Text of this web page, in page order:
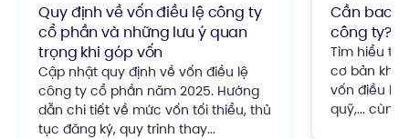
Quy định về vốn điều lệ công ty
cổ phần và những lưu ý quan
trọng khi góp vốn
Cập nhật quy định về vốn điều lệ
công ty cổ phần năm 2025. Hướng
dẫn chi tiết về mức vốn tối thiểu, thủ
tục đăng ký, quy trình thay...
Cần bao
công ty?
Tìm hiểu
cơ bản khi
vốn điều lệ,
quỹ,... cùng